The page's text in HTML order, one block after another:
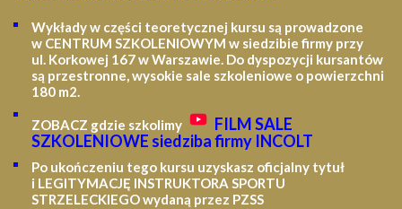
Wykłady w części teoretycznej kursu są prowadzone
w CENTRUM SZKOLENIOWYM w siedzibie firmy przy
ul. Korkowej 167 w Warszawie. Do dyspozycji kursantów
są przestronne, wysokie sale szkoleniowe o powierzchni
180 m2.
ZOBACZ gdzie szkolimy
FILM SALE
SZKOLENIOWE siedziba firmy INCOLT
Po ukończeniu tego kursu uzyskasz oficjalny tytuł
i LEGITYMACJĘ INSTRUKTORA SPORTU
STRZELECKIEGO wydaną przez PZSS